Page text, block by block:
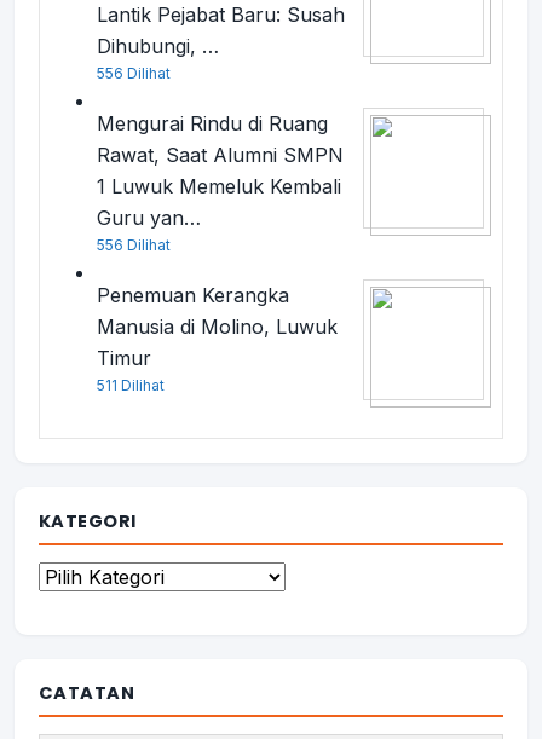
Lantik Pejabat Baru: Susah
Dihubungi, …
556 Dilihat
Mengurai Rindu di Ruang
Rawat, Saat Alumni SMPN
1 Luwuk Memeluk Kembali
Guru yan…
556 Dilihat
Penemuan Kerangka
Manusia di Molino, Luwuk
Timur
511 Dilihat
KATEGORI
Kategori
CATATAN